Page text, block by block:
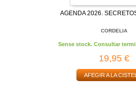
AGENDA 2026.
CORDELIA
Sense stock. Consultar
19,95 €
AFEGIR A LA